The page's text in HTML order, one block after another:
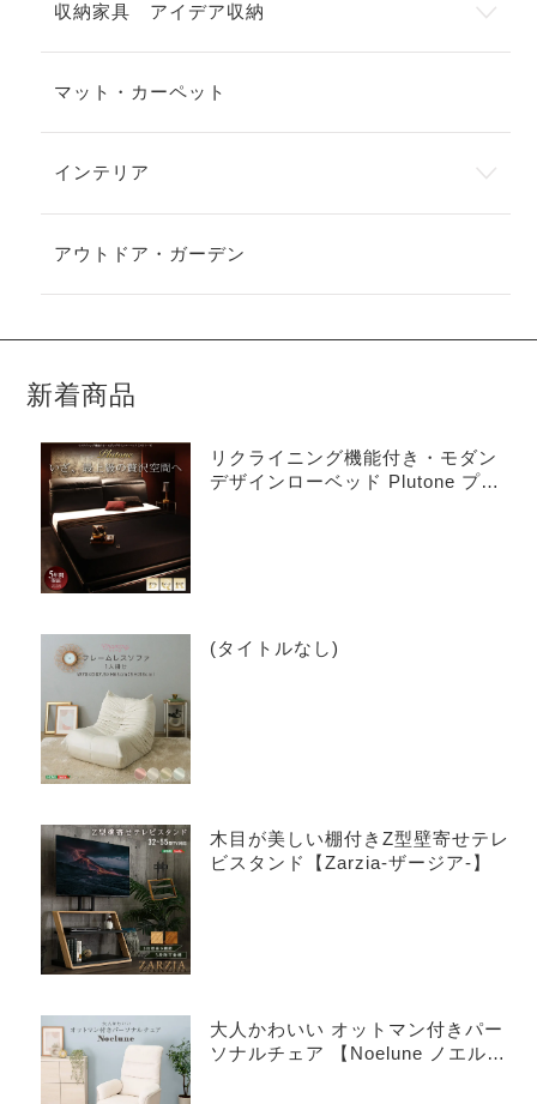
収納家具 アイデア収納
マット・カーペット
インテリア
アウトドア・ガーデン
新着商品
リクライニング機能付き・モダン
デザインローベッド Plutone プル
(タイトルなし)
木目が美しい棚付きZ型壁寄せテレ
ビスタンド【Zarzia-ザージア-】
大人かわいい オットマン付きパー
ソナルチェア 【Noelune ノエル